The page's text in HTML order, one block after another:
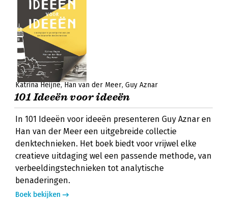
Katrina Heijne Han van der Meer Guy Aznar
101 Ideeën voor ideeën
In 101 Ideeën voor ideeën presenteren Guy Aznar en
Han van der Meer een uitgebreide collectie
denktechnieken. Het boek biedt voor vrijwel elke
creatieve uitdaging wel een passende methode, van
verbeeldingstechnieken tot analytische
benaderingen.
Boek bekijken